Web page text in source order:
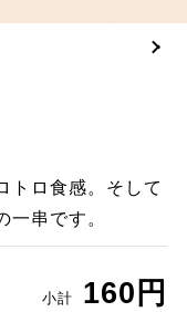
トロ食感。そして
一串です。
小計 160円